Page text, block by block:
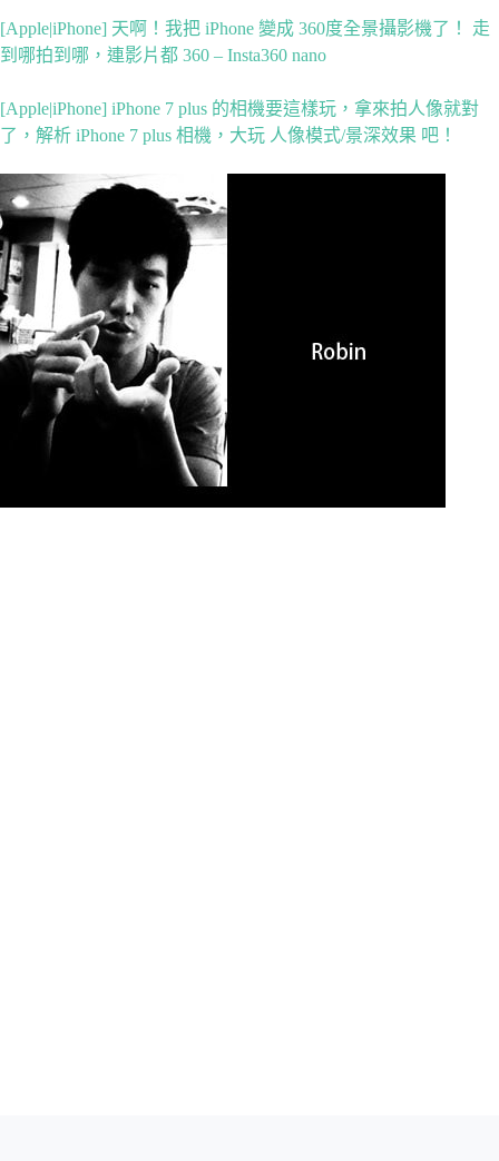
[Apple|iPhone] 天啊！我把 iPhone 變成 360度全景攝影機了！ 走
到哪拍到哪，連影片都 360 – Insta360 nano
[Apple|iPhone] iPhone 7 plus 的相機要這樣玩，拿來拍人像就對
了，解析 iPhone 7 plus 相機，大玩 人像模式/景深效果 吧！